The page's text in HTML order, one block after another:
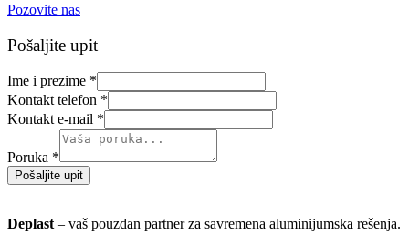
Pozovite nas
Pošaljite upit
Ime i prezime *
Kontakt telefon *
Kontakt e-mail *
Poruka *
Pošaljite upit
Deplast – vaš pouzdan partner za savremena aluminijumska rešenja.